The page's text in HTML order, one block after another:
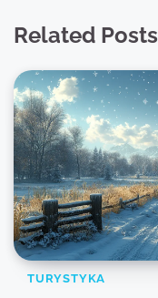
Related Posts
TURYSTYKA